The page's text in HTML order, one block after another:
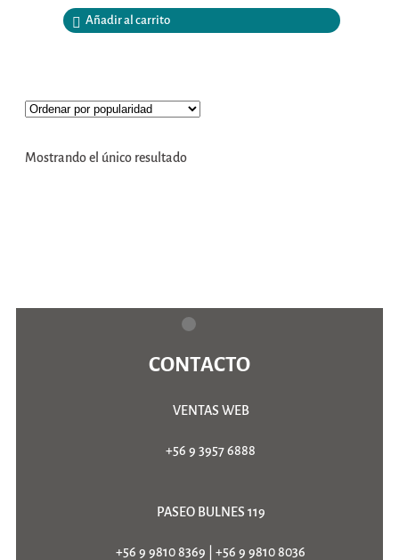
Añadir al carrito
Mostrando el único resultado
CONTACTO
VENTAS WEB
+56 9 3957 6888
PASEO BULNES 119
+56 9 9810 8369
+56 9 9810 8036